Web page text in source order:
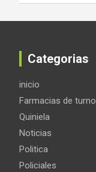
Categorias
inicio
Farmacias de turno
Quiniela
Noticias
Politica
Policiales